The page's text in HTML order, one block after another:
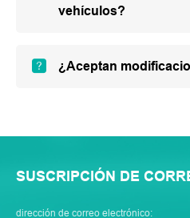
vehículos?
¿Aceptan
SUSCRIPCIÓN DE